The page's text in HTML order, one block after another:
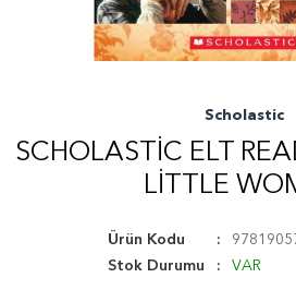
Scholastic
SCHOLASTIC ELT
LITTLE
Ürün Kodu
Stok Durumu
VAR